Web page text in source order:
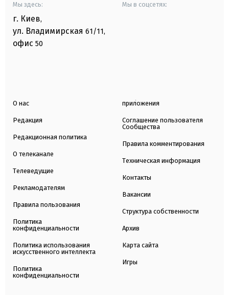
Мы здесь:
г. Киев,
ул. Владимирская 61/11,
офис 50
Мы в соцсетях:
О нас
Редакция
Редакционная политика
О телеканале
Телеведущие
Рекламодателям
Правила пользования
Политика
конфиденциальности
Политика использования
искусственного интеллекта
Политика
конфиденциальности
приложения
Соглашение пользователя
Сообщества
Правила комментирования
Техническая информация
Контакты
Вакансии
Структура собственности
Архив
Карта сайта
Игры